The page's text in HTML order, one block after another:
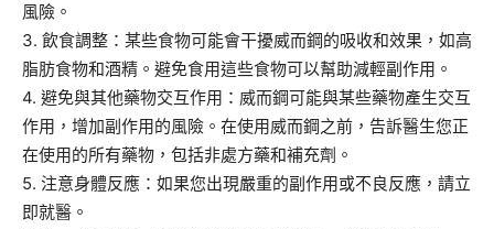
風險。
3. 飲食調整：某些食物可能會干擾威而鋼的吸收和效果，如高
脂肪食物和酒精。避免食用這些食物可以幫助減輕副作用。
4. 避免與其他藥物交互作用：威而鋼可能與某些藥物產生交互
作用，增加副作用的風險。在使用威而鋼之前，告訴醫生您正
在使用的所有藥物，包括非處方藥和補充劑。
5. 注意身體反應：如果您出現嚴重的副作用或不良反應，請立
即就醫。